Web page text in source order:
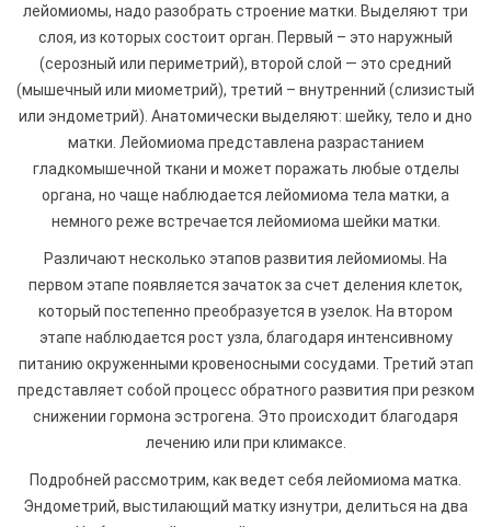
лейомиомы, надо разобрать строение матки. Выделяют три
слоя, из которых состоит орган. Первый – это наружный
(серозный или периметрий), второй слой — это средний
(мышечный или миометрий), третий – внутренний (слизистый
или эндометрий). Анатомически выделяют: шейку, тело и дно
матки. Лейомиома представлена разрастанием
гладкомышечной ткани и может поражать любые отделы
органа, но чаще наблюдается лейомиома тела матки, а
немного реже встречается лейомиома шейки матки.
Различают несколько этапов развития лейомиомы. На
первом этапе появляется зачаток за счет деления клеток,
который постепенно преобразуется в узелок. На втором
этапе наблюдается рост узла, благодаря интенсивному
питанию окруженными кровеносными сосудами. Третий этап
представляет собой процесс обратного развития при резком
снижении гормона эстрогена. Это происходит благодаря
лечению или при климаксе.
Подробней рассмотрим, как ведет себя лейомиома матка.
Эндометрий, выстилающий матку изнутри, делиться на два